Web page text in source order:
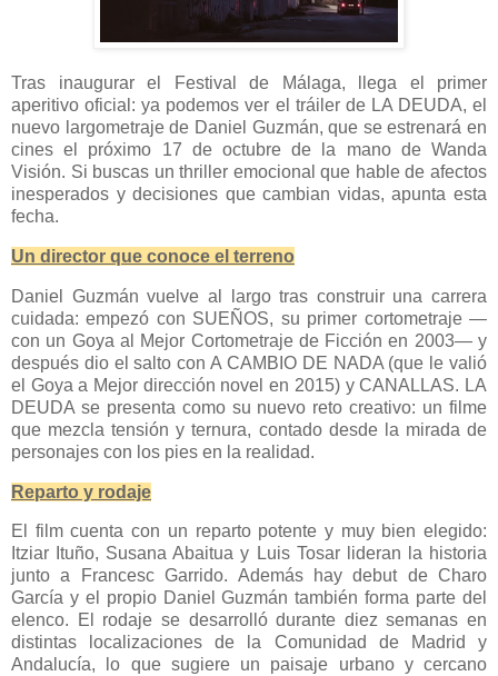
Tras inaugurar el Festival de Málaga, llega el primer
aperitivo oficial: ya podemos ver el tráiler de LA DEUDA, el
nuevo largometraje de Daniel Guzmán, que se estrenará en
cines el próximo 17 de octubre de la mano de Wanda
Visión. Si buscas un thriller emocional que hable de afectos
inesperados y decisiones que cambian vidas, apunta esta
fecha.
Un director que conoce el terreno
Daniel Guzmán vuelve al largo tras construir una carrera
cuidada: empezó con SUEÑOS, su primer cortometraje —
con un Goya al Mejor Cortometraje de Ficción en 2003— y
después dio el salto con A CAMBIO DE NADA (que le valió
el Goya a Mejor dirección novel en 2015) y CANALLAS. LA
DEUDA se presenta como su nuevo reto creativo: un filme
que mezcla tensión y ternura, contado desde la mirada de
personajes con los pies en la realidad.
Reparto y rodaje
El film cuenta con un reparto potente y muy bien elegido:
Itziar Ituño, Susana Abaitua y Luis Tosar lideran la historia
junto a Francesc Garrido. Además hay debut de Charo
García y el propio Daniel Guzmán también forma parte del
elenco. El rodaje se desarrolló durante diez semanas en
distintas localizaciones de la Comunidad de Madrid y
Andalucía, lo que sugiere un paisaje urbano y cercano